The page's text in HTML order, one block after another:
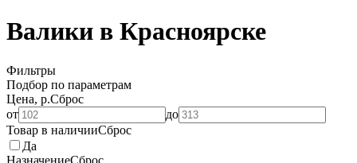
Валики в Красноярске
Фильтры
Подбор по параметрам
Цена, р.Сброс
от
до
Товар в наличииСброс
Да
НазначениеСброс